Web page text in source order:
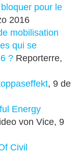
pour le
2016
mobilisation
qui se
? Reporterre,
, 9 de
Energy
von Vice, 9
Civil